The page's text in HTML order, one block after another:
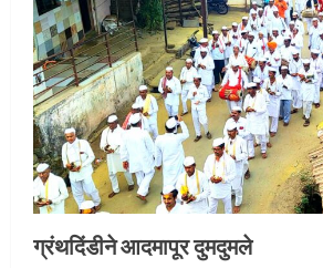
ग्रंथदिंडीने आदमापूर दुमदुमले